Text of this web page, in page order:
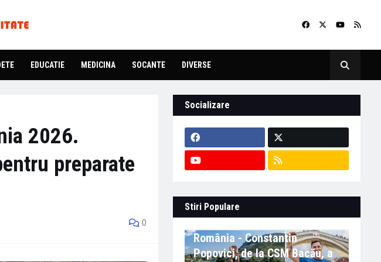
EDUCATIE MEDICINA SOCANTE DIVERSE
2026.
preparate
0
Socializare
Stiri Populare
România - Constantin
Popovici, de la CSM Bacău, a